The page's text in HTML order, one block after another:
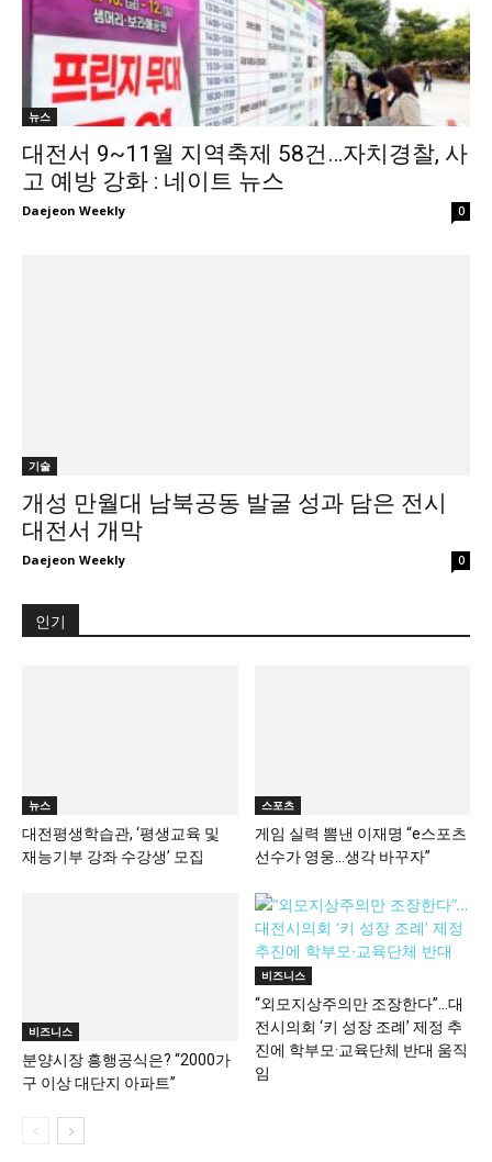
뉴스
대전서 9~11월 지역축제 58건…자치경찰, 사
고 예방 강화 : 네이트 뉴스
Daejeon Weekly 0
기술
개성 만월대 남북공동 발굴 성과 담은 전시
대전서 개막
Daejeon Weekly 0
인기
뉴스
대전평생학습관, ‘평생교육 및
재능기부 강좌 수강생’ 모집
스포츠
게임 실력 뽐낸 이재명 “e스포츠
선수가 영웅…생각 바꾸자”
비즈니스
분양시장 흥행공식은? “2000가
구 이상 대단지 아파트”
비즈니스
“외모지상주의만 조장한다”…대
전시의회 ‘키 성장 조례’ 제정 추
진에 학부모·교육단체 반대 움직
임